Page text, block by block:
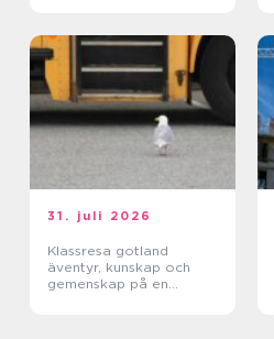
31. juli 2026
Klassresa gotland
äventyr, kunskap och
gemenskap på en